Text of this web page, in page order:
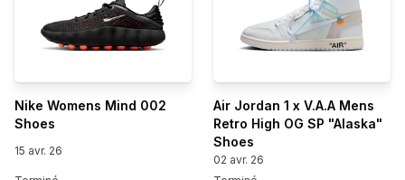
Nike Womens Mind 002
Shoes
15 avr. 26
Air Jordan 1 x V.A.A Mens
Retro High OG SP "Alaska"
Shoes
02 avr. 26